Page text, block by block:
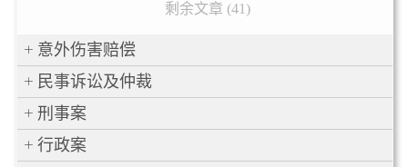
剩余文章 (41)
意外伤害赔偿
民事诉讼及仲裁
刑事案
行政案